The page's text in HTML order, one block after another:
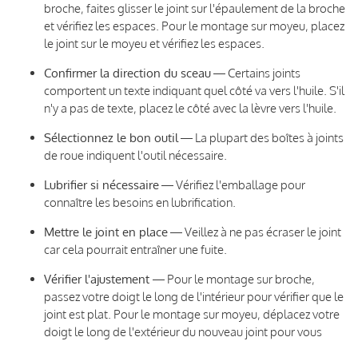
broche, faites glisser le joint sur l'épaulement de la broche
et vérifiez les espaces. Pour le montage sur moyeu, placez
le joint sur le moyeu et vérifiez les espaces.
Confirmer la direction du sceau— Certains joints
comportent un texte indiquant quel côté va vers l'huile. S'il
n'y a pas de texte, placez le côté avec la lèvre vers l'huile.
Sélectionnez le bon outil— La plupart des boîtes à joints
de roue indiquent l'outil nécessaire.
Lubrifier si nécessaire— Vérifiez l'emballage pour
connaître les besoins en lubrification.
Mettre le joint en place— Veillez à ne pas écraser le joint
car cela pourrait entraîner une fuite.
Vérifier l'ajustement — Pour le montage sur broche,
passez votre doigt le long de l'intérieur pour vérifier que le
joint est plat. Pour le montage sur moyeu, déplacez votre
doigt le long de l'extérieur du nouveau joint pour vous